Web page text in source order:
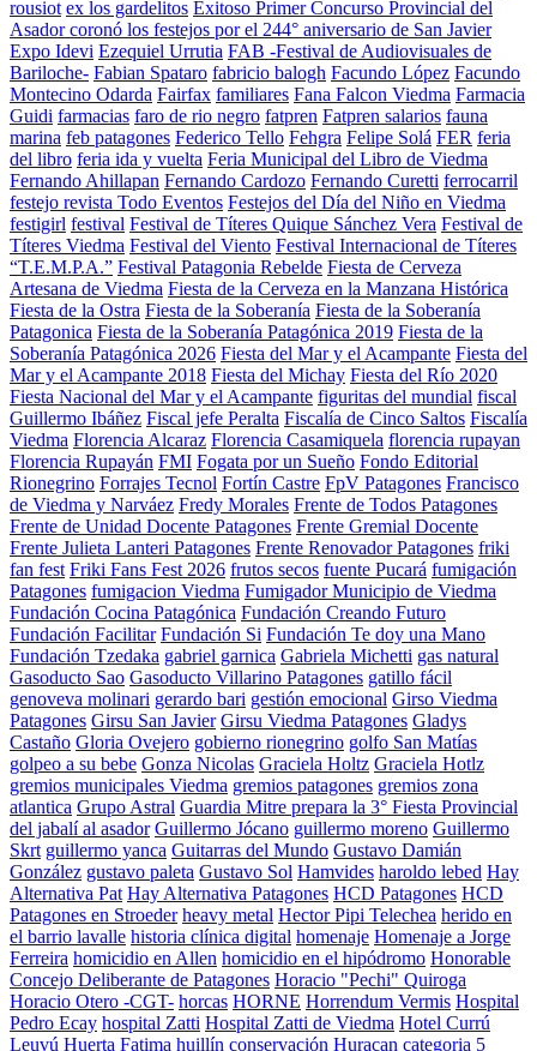
rousiot ex los gardelitos Exitoso Primer Concurso Provincial del
Asador coronó los festejos por el 244° aniversario de San Javier
Expo Idevi Ezequiel Urrutia FAB -Festival de Audiovisuales de
Bariloche- Fabian Spataro fabricio balogh Facundo López Facundo
Montecino Odarda Fairfax familiares Fana Falcon Viedma Farmacia
Guidi farmacias faro de rio negro fatpren Fatpren salarios fauna
marina feb patagones Federico Tello Fehgra Felipe Solá FER feria
del libro feria ida y vuelta Feria Municipal del Libro de Viedma
Fernando Ahillapan Fernando Cardozo Fernando Curetti ferrocarril
festejo revista Todo Eventos Festejos del Día del Niño en Viedma
festigirl festival Festival de Títeres Quique Sánchez Vera Festival de
Títeres Viedma Festival del Viento Festival Internacional de Títeres
“T.E.M.P.A.” Festival Patagonia Rebelde Fiesta de Cerveza
Artesana de Viedma Fiesta de la Cerveza en la Manzana Histórica
Fiesta de la Ostra Fiesta de la Soberanía Fiesta de la Soberanía
Patagonica Fiesta de la Soberanía Patagónica 2019 Fiesta de la
Soberanía Patagónica 2026 Fiesta del Mar y el Acampante Fiesta del
Mar y el Acampante 2018 Fiesta del Michay Fiesta del Río 2020
Fiesta Nacional del Mar y el Acampante figuritas del mundial fiscal
Guillermo Ibáñez Fiscal jefe Peralta Fiscalía de Cinco Saltos Fiscalía
Viedma Florencia Alcaraz Florencia Casamiquela florencia rupayan
Florencia Rupayán FMI Fogata por un Sueño Fondo Editorial
Rionegrino Forrajes Tecnol Fortín Castre FpV Patagones Francisco
de Viedma y Narváez Fredy Morales Frente de Todos Patagones
Frente de Unidad Docente Patagones Frente Gremial Docente
Frente Julieta Lanteri Patagones Frente Renovador Patagones friki
fan fest Friki Fans Fest 2026 frutos secos fuente Pucará fumigación
Patagones fumigacion Viedma Fumigador Municipio de Viedma
Fundación Cocina Patagónica Fundación Creando Futuro
Fundación Facilitar Fundación Si Fundación Te doy una Mano
Fundación Tzedaka gabriel garnica Gabriela Michetti gas natural
Gasoducto Sao Gasoducto Villarino Patagones gatillo fácil
genoveva molinari gerardo bari gestión emocional Girso Viedma
Patagones Girsu San Javier Girsu Viedma Patagones Gladys
Castaño Gloria Ovejero gobierno rionegrino golfo San Matías
golpeo a su bebe Gonza Nicolas Graciela Holtz Graciela Hotlz
gremios municipales Viedma gremios patagones gremios zona
atlantica Grupo Astral Guardia Mitre prepara la 3° Fiesta Provincial
del jabalí al asador Guillermo Jócano guillermo moreno Guillermo
Skrt guillermo yanca Guitarras del Mundo Gustavo Damián
González gustavo paleta Gustavo Sol Hamvides haroldo lebed Hay
Alternativa Pat Hay Alternativa Patagones HCD Patagones HCD
Patagones en Stroeder heavy metal Hector Pipi Telechea herido en
el barrio lavalle historia clínica digital homenaje Homenaje a Jorge
Ferreira homicidio en Allen homicidio en el hipódromo Honorable
Concejo Deliberante de Patagones Horacio "Pechi" Quiroga
Horacio Otero -CGT- horcas HORNE Horrendum Vermis Hospital
Pedro Ecay hospital Zatti Hospital Zatti de Viedma Hotel Currú
Leuvú Huerta Fatima huillín conservación Huracan categoria 5